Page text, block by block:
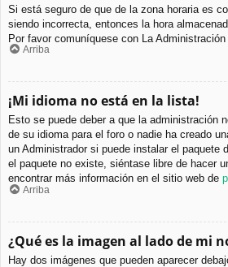
Si está seguro de que de la zona horaria es
siendo incorrecta, entonces la hora
Por favor comuníquese con La Administración
Arriba
¡Mi idioma no está en la lista!
Esto se puede deber a que la administración
de su idioma para el foro o nadie ha creado
un Administrador si puede instalar el paquete
el paquete no existe, siéntase libre de hacer
encontrar más información en el sitio web de
Arriba
¿Qué es la imagen al lado de mi
Hay dos imágenes que pueden aparecer